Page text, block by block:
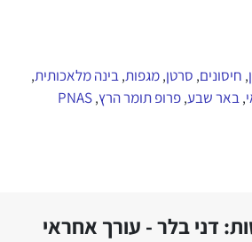
, חיסונים, סרטן,מגפות,בינה מלאכותית,
,באר שבע,פרופ תומר הרץ,
PNAS
דני בלר - עורך אחראי